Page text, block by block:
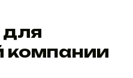
компании